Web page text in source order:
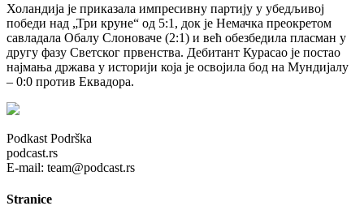
Холандија је приказала импресивну партију у убедљивој
победи над „Три круне“ од 5:1, док је Немачка преокретом
савладала Обалу Слоноваче (2:1) и већ обезбедила пласман у
другу фазу Светског првенства. Дебитант Курасао је постао
најмања држава у историји која је освојила бод на Мундијалу
– 0:0 против Еквадора.
Podkast Podrška
podcast.rs
E-mail: team@podcast.rs
Stranice